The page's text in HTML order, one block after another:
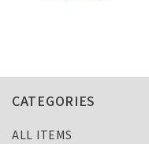
CATEGORIES
ALL ITEMS